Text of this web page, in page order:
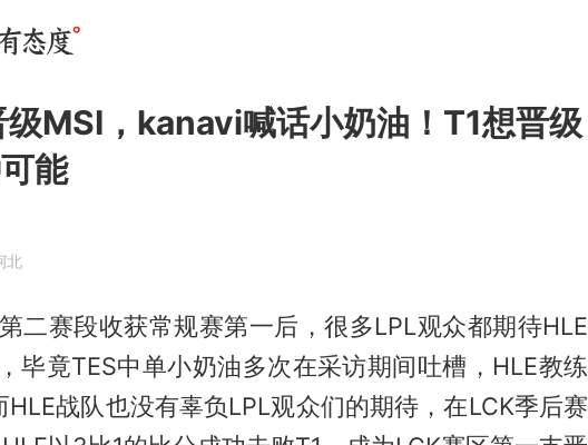
级MSI，kanavi喊话小奶油！T1想晋级
能
北
二赛段收获常规赛第一后，很多LPL观众都期待HLE
毕竟TES中单小奶油多次在采访期间吐槽，HLE教练
战队也没有辜负LPL观众们的期待，在LCK季后赛